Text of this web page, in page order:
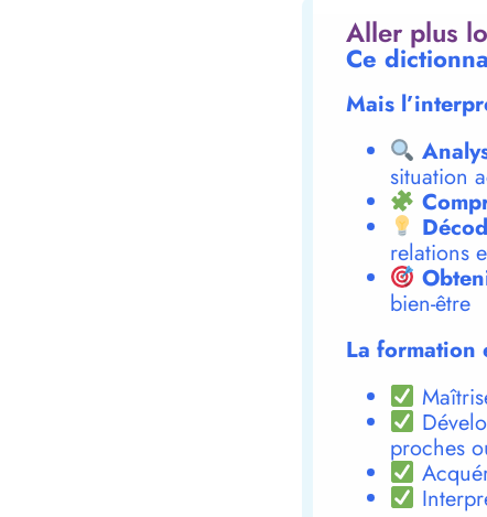
Aller plus
Ce
Mais
situation
relations
bien-être
La formation
proches